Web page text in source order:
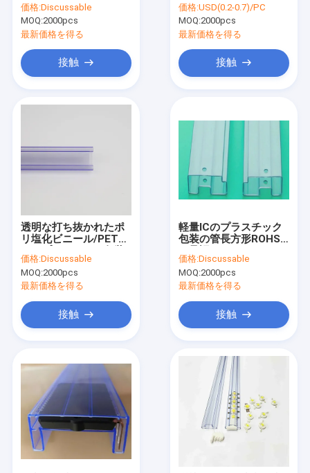
価格:Discussable
MOQ:2000pcs
最新価格を得る
接触
価格:USD(0.2-0.7)/PC
MOQ:2000pcs
最新価格を得る
接触
透明な打ち抜かれたポ
リ塩化ビニール/PETG
の管正方形の管
価格:Discussable
MOQ:2000pcs
最新価格を得る
接触
軽量ICのプラスチック
包装の管長方形ROHS
価格:Discussable
MOQ:2000pcs
最新価格を得る
接触